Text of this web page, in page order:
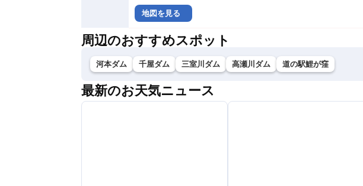
地図を見る
周辺のおすすめスポット
河本ダム 千屋ダム 三室川ダム 高瀬川ダム 道の駅鯉が窪
最新のお天気ニュース